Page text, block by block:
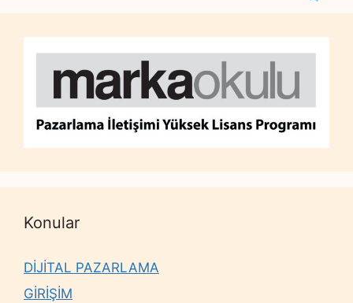
Konular
DİJİTAL PAZARLAMA
GİRİŞİM